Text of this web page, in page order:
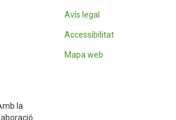
Avís legal
Accessibilitat
Mapa web
la